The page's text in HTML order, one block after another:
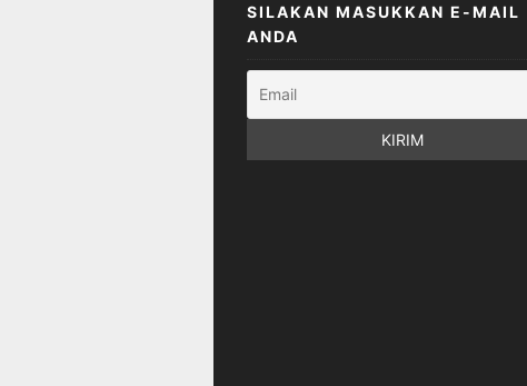
SILAKAN MASUKKAN E-MAIL
ANDA